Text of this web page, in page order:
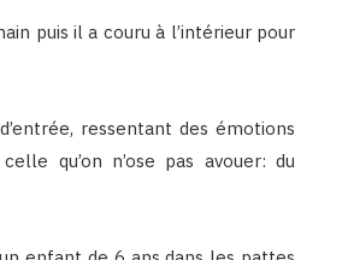
puis il a couru à l’intérieur pour
ressentant des émotions
qu’on n’ose pas avouer: du